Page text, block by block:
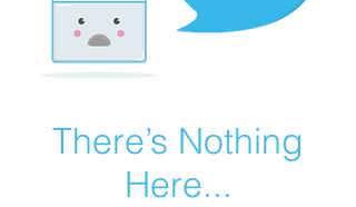
There’s Nothing
Here...